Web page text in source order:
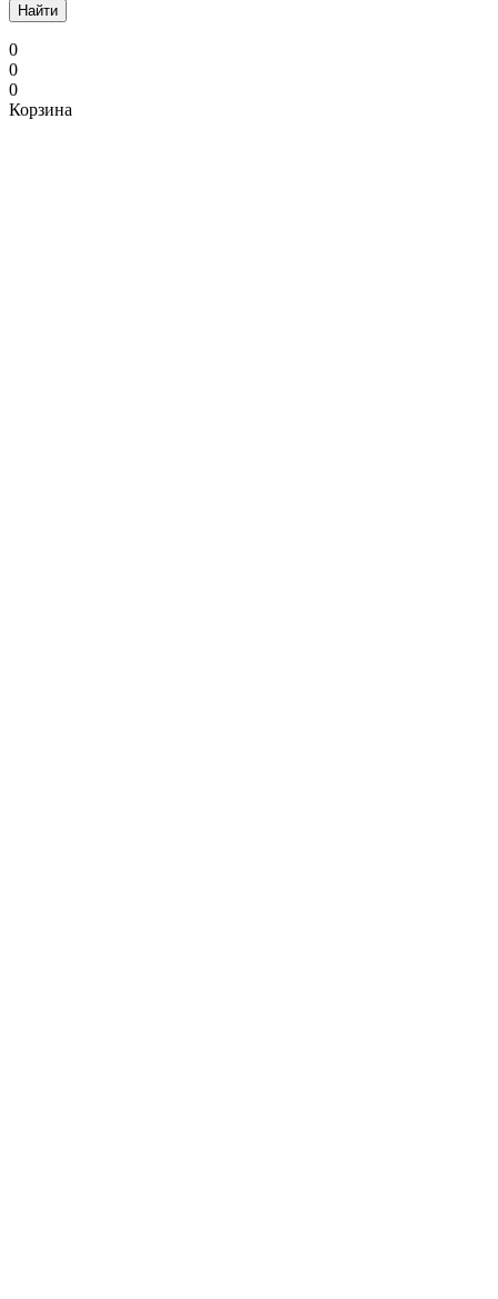
Найти
0
0
0
Корзина